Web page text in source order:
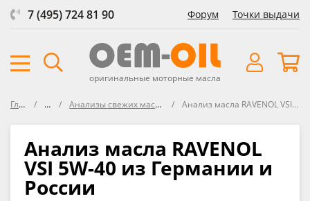
7 (495) 724 81 90 Форум Точки выдачи
оригинальные моторные масла
Главная ФорумАнализы свежих масел VOA (Virgin Oil Analysis) Анализ масла RAVENOL VSI 5W-40 из Германии и России
Анализ масла RAVENOL
VSI 5W-40 из Германии и
России